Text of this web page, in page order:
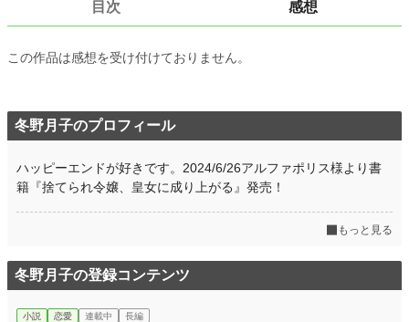
2,304
更新日時 2021.12.02 17:26
初回公開日時 2021.11.12 17:54
初回完結日時 2021.12.02 17:26
年間ポイント 16,540 pt (22,832 位)
目次 感想
この作品は感想を受け付けておりません。
冬野月子のプロフィール
ハッピーエンドが好きです。2024/6/26アルファポリス様より書
籍『捨てられ令嬢、皇女に成り上がる』発売！
もっと見る
冬野月子の登録コンテンツ
小説 恋愛 連載中 長編